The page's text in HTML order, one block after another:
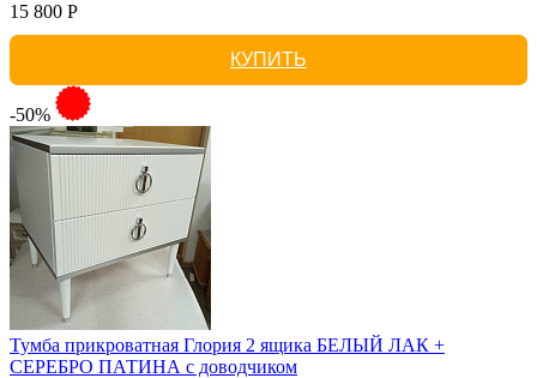
15 800 Р
КУПИТЬ
-50%
Тумба прикроватная Глория 2 ящика БЕЛЫЙ ЛАК +
СЕРЕБРО ПАТИНА с доводчиком